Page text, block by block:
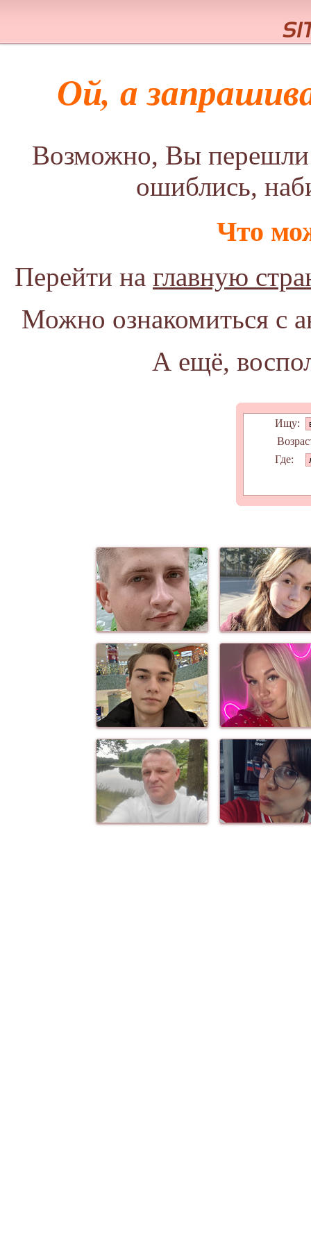
Ой, а
Возможно, Вы перешли
ошиблись,
Что
Перейти на главную
Можно ознакомиться с
А ещё,
Ищу:
Где: